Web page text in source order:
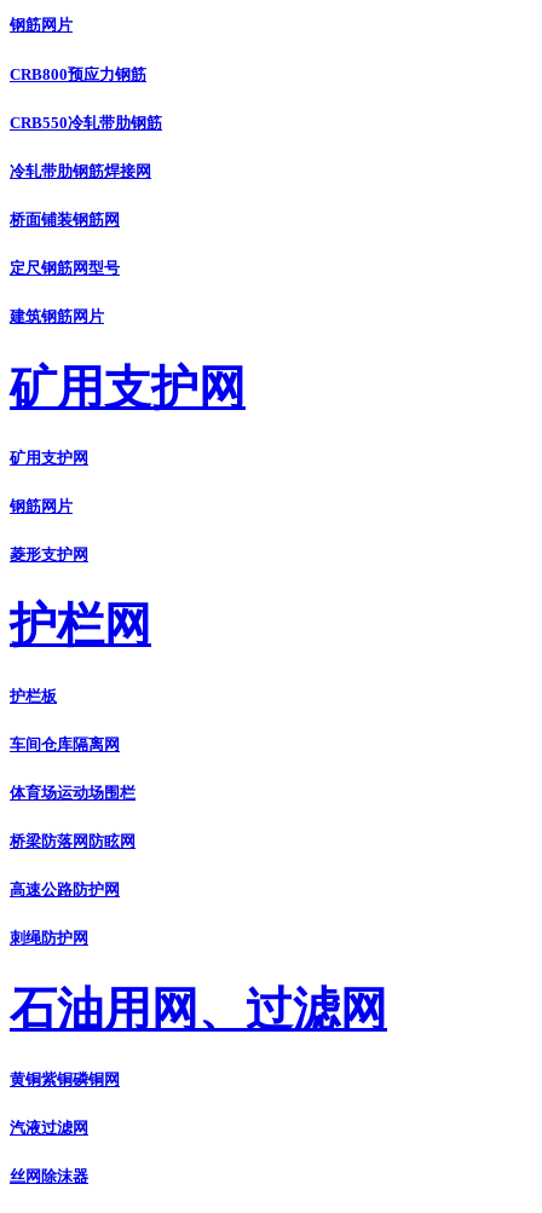
钢筋网片
CRB800预应力钢筋
CRB550冷轧带肋钢筋
冷轧带肋钢筋焊接网
桥面铺装钢筋网
定尺钢筋网型号
建筑钢筋网片
矿用支护网
矿用支护网
钢筋网片
菱形支护网
护栏网
护栏板
车间仓库隔离网
体育场运动场围栏
桥梁防落网防眩网
高速公路防护网
刺绳防护网
石油用网、过滤网
黄铜紫铜磷铜网
汽液过滤网
丝网除沫器